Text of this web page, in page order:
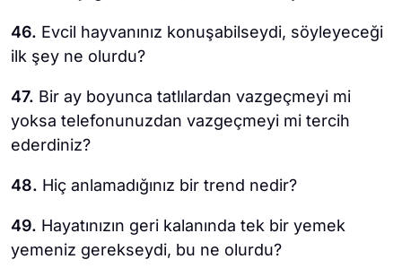
46. Evcil hayvanınız konuşabilseydi, söyleyeceği
ilk şey ne olurdu?
47. Bir ay boyunca tatlılardan vazgeçmeyi mi
yoksa telefonunuzdan vazgeçmeyi mi tercih
ederdiniz?
48. Hiç anlamadığınız bir trend nedir?
49. Hayatınızın geri kalanında tek bir yemek
yemeniz gerekseydi, bu ne olurdu?